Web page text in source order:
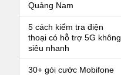
Quảng Nam
5 cách kiểm tra điện
thoại có hỗ trợ 5G không
siêu nhanh
30+ gói cước Mobifone